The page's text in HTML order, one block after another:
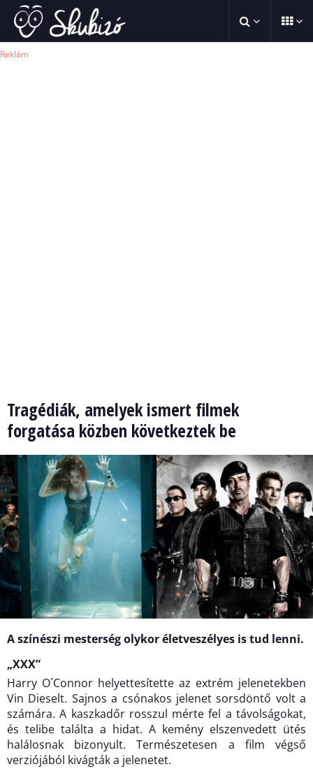
Reklám
Tragédiák, amelyek ismert filmek
forgatása közben következtek be
A színészi mesterség olykor életveszélyes is tud lenni.
„XXX”
Harry O´Connor helyettesítette az extrém jelenetekben
Vin Dieselt. Sajnos a csónakos jelenet sorsdöntő volt a
számára. A kaszkadőr rosszul mérte fel a távolságokat,
és telibe találta a hidat. A kemény elszenvedett ütés
halálosnak bizonyult. Természetesen a film végső
verziójából kivágták a jelenetet.